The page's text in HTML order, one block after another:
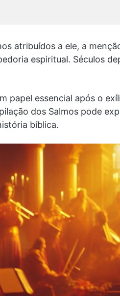
atribuídos a ele, a
espiritual. Séculos
papel essencial após o
dos Salmos pode
bíblica.